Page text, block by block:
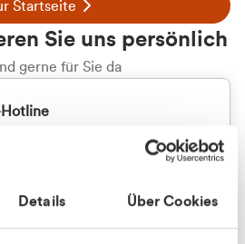
Details Über Cookies
Startseite
Sie uns persönlich
gerne für Sie da
Hotline